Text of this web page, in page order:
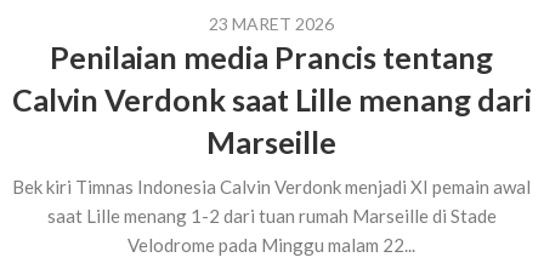
23 MARET 2026
Penilaian media Prancis tentang
Calvin Verdonk saat Lille menang dari
Marseille
Bek kiri Timnas Indonesia Calvin Verdonk menjadi XI pemain awal
saat Lille menang 1-2 dari tuan rumah Marseille di Stade
Velodrome pada Minggu malam 22...